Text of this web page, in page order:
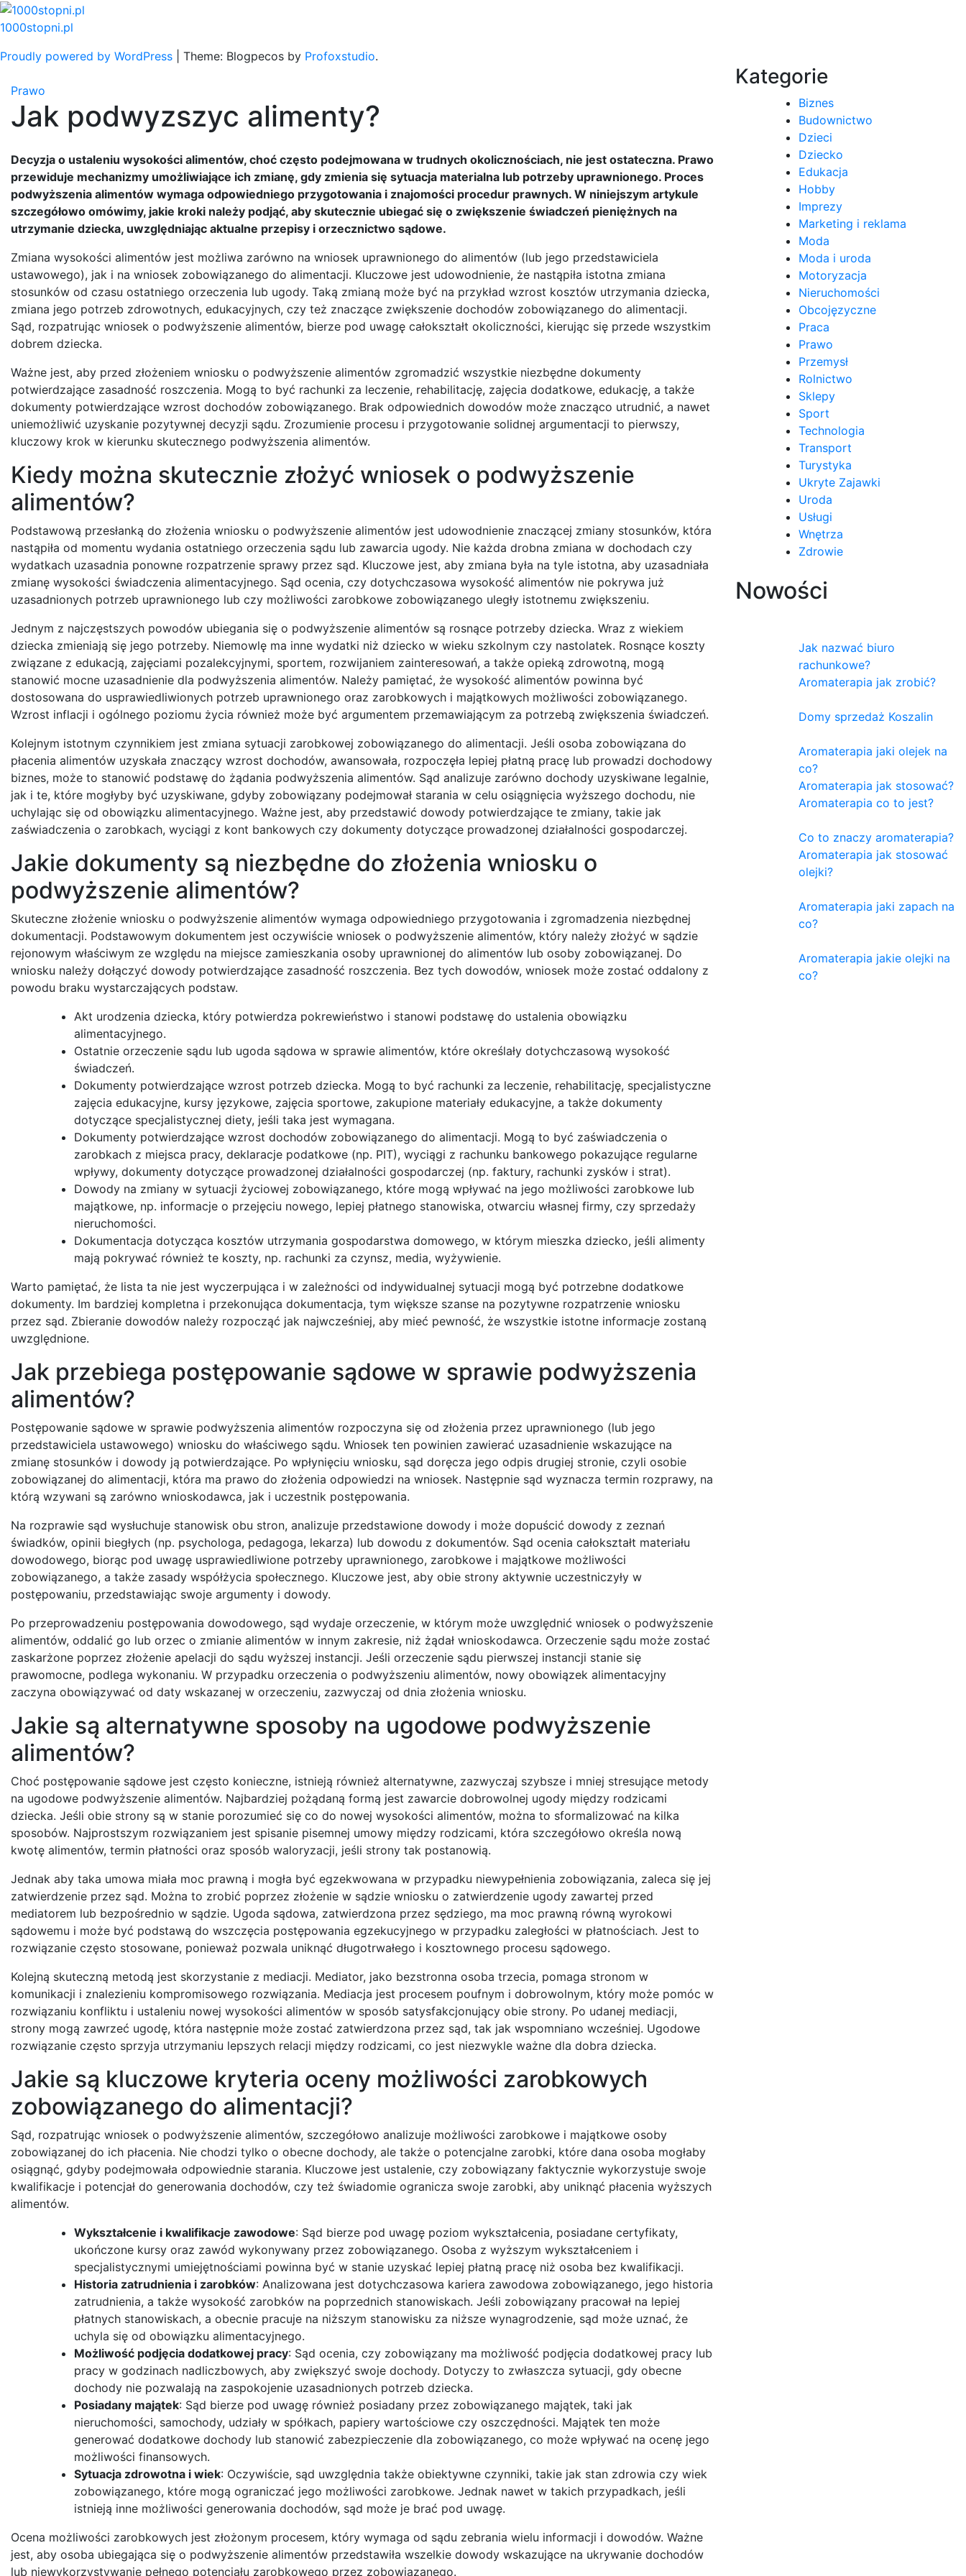
Skip
to
1000stopni.pl
Proudly powered by WordPress
Theme: Blogpecos by Profoxstudio.
Prawo
Jak podwyzszyc alimenty?
Decyzja o ustaleniu wysokości alimentów, choć często podejmowana w trudnych okolicznościach, nie jest ostateczna. Prawo
przewiduje mechanizmy umożliwiające ich zmianę, gdy zmienia się sytuacja materialna lub potrzeby uprawnionego. Proces
podwyższenia alimentów wymaga odpowiedniego przygotowania i znajomości procedur prawnych. W niniejszym artykule
szczegółowo omówimy, jakie kroki należy podjąć, aby skutecznie ubiegać się o zwiększenie świadczeń pieniężnych na
utrzymanie dziecka, uwzględniając aktualne przepisy i orzecznictwo sądowe.
Zmiana wysokości alimentów jest możliwa zarówno na wniosek uprawnionego do alimentów (lub jego przedstawiciela
ustawowego), jak i na wniosek zobowiązanego do alimentacji. Kluczowe jest udowodnienie, że nastąpiła istotna zmiana
stosunków od czasu ostatniego orzeczenia lub ugody. Taką zmianą może być na przykład wzrost kosztów utrzymania dziecka,
zmiana jego potrzeb zdrowotnych, edukacyjnych, czy też znaczące zwiększenie dochodów zobowiązanego do alimentacji.
Sąd, rozpatrując wniosek o podwyższenie alimentów, bierze pod uwagę całokształt okoliczności, kierując się przede wszystkim
dobrem dziecka.
Ważne jest, aby przed złożeniem wniosku o podwyższenie alimentów zgromadzić wszystkie niezbędne dokumenty
potwierdzające zasadność roszczenia. Mogą to być rachunki za leczenie, rehabilitację, zajęcia dodatkowe, edukację, a także
dokumenty potwierdzające wzrost dochodów zobowiązanego. Brak odpowiednich dowodów może znacząco utrudnić, a nawet
uniemożliwić uzyskanie pozytywnej decyzji sądu. Zrozumienie procesu i przygotowanie solidnej argumentacji to pierwszy,
kluczowy krok w kierunku skutecznego podwyższenia alimentów.
Kiedy można skutecznie złożyć wniosek o podwyższenie
alimentów?
Podstawową przesłanką do złożenia wniosku o podwyższenie alimentów jest udowodnienie znaczącej zmiany stosunków, która
nastąpiła od momentu wydania ostatniego orzeczenia sądu lub zawarcia ugody. Nie każda drobna zmiana w dochodach czy
wydatkach uzasadnia ponowne rozpatrzenie sprawy przez sąd. Kluczowe jest, aby zmiana była na tyle istotna, aby uzasadniała
zmianę wysokości świadczenia alimentacyjnego. Sąd ocenia, czy dotychczasowa wysokość alimentów nie pokrywa już
uzasadnionych potrzeb uprawnionego lub czy możliwości zarobkowe zobowiązanego uległy istotnemu zwiększeniu.
Jednym z najczęstszych powodów ubiegania się o podwyższenie alimentów są rosnące potrzeby dziecka. Wraz z wiekiem
dziecka zmieniają się jego potrzeby. Niemowlę ma inne wydatki niż dziecko w wieku szkolnym czy nastolatek. Rosnące koszty
związane z edukacją, zajęciami pozalekcyjnymi, sportem, rozwijaniem zainteresowań, a także opieką zdrowotną, mogą
stanowić mocne uzasadnienie dla podwyższenia alimentów. Należy pamiętać, że wysokość alimentów powinna być
dostosowana do usprawiedliwionych potrzeb uprawnionego oraz zarobkowych i majątkowych możliwości zobowiązanego.
Wzrost inflacji i ogólnego poziomu życia również może być argumentem przemawiającym za potrzebą zwiększenia świadczeń.
Kolejnym istotnym czynnikiem jest zmiana sytuacji zarobkowej zobowiązanego do alimentacji. Jeśli osoba zobowiązana do
płacenia alimentów uzyskała znaczący wzrost dochodów, awansowała, rozpoczęła lepiej płatną pracę lub prowadzi dochodowy
biznes, może to stanowić podstawę do żądania podwyższenia alimentów. Sąd analizuje zarówno dochody uzyskiwane legalnie,
jak i te, które mogłyby być uzyskiwane, gdyby zobowiązany podejmował starania w celu osiągnięcia wyższego dochodu, nie
uchylając się od obowiązku alimentacyjnego. Ważne jest, aby przedstawić dowody potwierdzające te zmiany, takie jak
zaświadczenia o zarobkach, wyciągi z kont bankowych czy dokumenty dotyczące prowadzonej działalności gospodarczej.
Jakie dokumenty są niezbędne do złożenia wniosku o
podwyższenie alimentów?
Skuteczne złożenie wniosku o podwyższenie alimentów wymaga odpowiedniego przygotowania i zgromadzenia niezbędnej
dokumentacji. Podstawowym dokumentem jest oczywiście wniosek o podwyższenie alimentów, który należy złożyć w sądzie
rejonowym właściwym ze względu na miejsce zamieszkania osoby uprawnionej do alimentów lub osoby zobowiązanej. Do
wniosku należy dołączyć dowody potwierdzające zasadność roszczenia. Bez tych dowodów, wniosek może zostać oddalony z
powodu braku wystarczających podstaw.
Akt urodzenia dziecka, który potwierdza pokrewieństwo i stanowi podstawę do ustalenia obowiązku
alimentacyjnego.
Ostatnie orzeczenie sądu lub ugoda sądowa w sprawie alimentów, które określały dotychczasową wysokość
świadczeń.
Dokumenty potwierdzające wzrost potrzeb dziecka. Mogą to być rachunki za leczenie, rehabilitację, specjalistyczne
zajęcia edukacyjne, kursy językowe, zajęcia sportowe, zakupione materiały edukacyjne, a także dokumenty
dotyczące specjalistycznej diety, jeśli taka jest wymagana.
Dokumenty potwierdzające wzrost dochodów zobowiązanego do alimentacji. Mogą to być zaświadczenia o
zarobkach z miejsca pracy, deklaracje podatkowe (np. PIT), wyciągi z rachunku bankowego pokazujące regularne
wpływy, dokumenty dotyczące prowadzonej działalności gospodarczej (np. faktury, rachunki zysków i strat).
Dowody na zmiany w sytuacji życiowej zobowiązanego, które mogą wpływać na jego możliwości zarobkowe lub
majątkowe, np. informacje o przejęciu nowego, lepiej płatnego stanowiska, otwarciu własnej firmy, czy sprzedaży
nieruchomości.
Dokumentacja dotycząca kosztów utrzymania gospodarstwa domowego, w którym mieszka dziecko, jeśli alimenty
mają pokrywać również te koszty, np. rachunki za czynsz, media, wyżywienie.
Warto pamiętać, że lista ta nie jest wyczerpująca i w zależności od indywidualnej sytuacji mogą być potrzebne dodatkowe
dokumenty. Im bardziej kompletna i przekonująca dokumentacja, tym większe szanse na pozytywne rozpatrzenie wniosku
przez sąd. Zbieranie dowodów należy rozpocząć jak najwcześniej, aby mieć pewność, że wszystkie istotne informacje zostaną
uwzględnione.
Jak przebiega postępowanie sądowe w sprawie podwyższenia
alimentów?
Postępowanie sądowe w sprawie podwyższenia alimentów rozpoczyna się od złożenia przez uprawnionego (lub jego
przedstawiciela ustawowego) wniosku do właściwego sądu. Wniosek ten powinien zawierać uzasadnienie wskazujące na
zmianę stosunków i dowody ją potwierdzające. Po wpłynięciu wniosku, sąd doręcza jego odpis drugiej stronie, czyli osobie
zobowiązanej do alimentacji, która ma prawo do złożenia odpowiedzi na wniosek. Następnie sąd wyznacza termin rozprawy, na
którą wzywani są zarówno wnioskodawca, jak i uczestnik postępowania.
Na rozprawie sąd wysłuchuje stanowisk obu stron, analizuje przedstawione dowody i może dopuścić dowody z zeznań
świadków, opinii biegłych (np. psychologa, pedagoga, lekarza) lub dowodu z dokumentów. Sąd ocenia całokształt materiału
dowodowego, biorąc pod uwagę usprawiedliwione potrzeby uprawnionego, zarobkowe i majątkowe możliwości
zobowiązanego, a także zasady współżycia społecznego. Kluczowe jest, aby obie strony aktywnie uczestniczyły w
postępowaniu, przedstawiając swoje argumenty i dowody.
Po przeprowadzeniu postępowania dowodowego, sąd wydaje orzeczenie, w którym może uwzględnić wniosek o podwyższenie
alimentów, oddalić go lub orzec o zmianie alimentów w innym zakresie, niż żądał wnioskodawca. Orzeczenie sądu może zostać
zaskarżone poprzez złożenie apelacji do sądu wyższej instancji. Jeśli orzeczenie sądu pierwszej instancji stanie się
prawomocne, podlega wykonaniu. W przypadku orzeczenia o podwyższeniu alimentów, nowy obowiązek alimentacyjny
zaczyna obowiązywać od daty wskazanej w orzeczeniu, zazwyczaj od dnia złożenia wniosku.
Jakie są alternatywne sposoby na ugodowe podwyższenie
alimentów?
Choć postępowanie sądowe jest często konieczne, istnieją również alternatywne, zazwyczaj szybsze i mniej stresujące metody
na ugodowe podwyższenie alimentów. Najbardziej pożądaną formą jest zawarcie dobrowolnej ugody między rodzicami
dziecka. Jeśli obie strony są w stanie porozumieć się co do nowej wysokości alimentów, można to sformalizować na kilka
sposobów. Najprostszym rozwiązaniem jest spisanie pisemnej umowy między rodzicami, która szczegółowo określa nową
kwotę alimentów, termin płatności oraz sposób waloryzacji, jeśli strony tak postanowią.
Jednak aby taka umowa miała moc prawną i mogła być egzekwowana w przypadku niewypełnienia zobowiązania, zaleca się jej
zatwierdzenie przez sąd. Można to zrobić poprzez złożenie w sądzie wniosku o zatwierdzenie ugody zawartej przed
mediatorem lub bezpośrednio w sądzie. Ugoda sądowa, zatwierdzona przez sędziego, ma moc prawną równą wyrokowi
sądowemu i może być podstawą do wszczęcia postępowania egzekucyjnego w przypadku zaległości w płatnościach. Jest to
rozwiązanie często stosowane, ponieważ pozwala uniknąć długotrwałego i kosztownego procesu sądowego.
Kolejną skuteczną metodą jest skorzystanie z mediacji. Mediator, jako bezstronna osoba trzecia, pomaga stronom w
komunikacji i znalezieniu kompromisowego rozwiązania. Mediacja jest procesem poufnym i dobrowolnym, który może pomóc w
rozwiązaniu konfliktu i ustaleniu nowej wysokości alimentów w sposób satysfakcjonujący obie strony. Po udanej mediacji,
strony mogą zawrzeć ugodę, która następnie może zostać zatwierdzona przez sąd, tak jak wspomniano wcześniej. Ugodowe
rozwiązanie często sprzyja utrzymaniu lepszych relacji między rodzicami, co jest niezwykle ważne dla dobra dziecka.
Jakie są kluczowe kryteria oceny możliwości zarobkowych
zobowiązanego do alimentacji?
Sąd, rozpatrując wniosek o podwyższenie alimentów, szczegółowo analizuje możliwości zarobkowe i majątkowe osoby
zobowiązanej do ich płacenia. Nie chodzi tylko o obecne dochody, ale także o potencjalne zarobki, które dana osoba mogłaby
osiągnąć, gdyby podejmowała odpowiednie starania. Kluczowe jest ustalenie, czy zobowiązany faktycznie wykorzystuje swoje
kwalifikacje i potencjał do generowania dochodów, czy też świadomie ogranicza swoje zarobki, aby uniknąć płacenia wyższych
alimentów.
Wykształcenie i kwalifikacje zawodowe: Sąd bierze pod uwagę poziom wykształcenia, posiadane certyfikaty,
ukończone kursy oraz zawód wykonywany przez zobowiązanego. Osoba z wyższym wykształceniem i
specjalistycznymi umiejętnościami powinna być w stanie uzyskać lepiej płatną pracę niż osoba bez kwalifikacji.
Historia zatrudnienia i zarobków: Analizowana jest dotychczasowa kariera zawodowa zobowiązanego, jego historia
zatrudnienia, a także wysokość zarobków na poprzednich stanowiskach. Jeśli zobowiązany pracował na lepiej
płatnych stanowiskach, a obecnie pracuje na niższym stanowisku za niższe wynagrodzenie, sąd może uznać, że
uchyla się od obowiązku alimentacyjnego.
Możliwość podjęcia dodatkowej pracy: Sąd ocenia, czy zobowiązany ma możliwość podjęcia dodatkowej pracy lub
pracy w godzinach nadliczbowych, aby zwiększyć swoje dochody. Dotyczy to zwłaszcza sytuacji, gdy obecne
dochody nie pozwalają na zaspokojenie uzasadnionych potrzeb dziecka.
Posiadany majątek: Sąd bierze pod uwagę również posiadany przez zobowiązanego majątek, taki jak
nieruchomości, samochody, udziały w spółkach, papiery wartościowe czy oszczędności. Majątek ten może
generować dodatkowe dochody lub stanowić zabezpieczenie dla zobowiązanego, co może wpływać na ocenę jego
możliwości finansowych.
Sytuacja zdrowotna i wiek: Oczywiście, sąd uwzględnia także obiektywne czynniki, takie jak stan zdrowia czy wiek
zobowiązanego, które mogą ograniczać jego możliwości zarobkowe. Jednak nawet w takich przypadkach, jeśli
istnieją inne możliwości generowania dochodów, sąd może je brać pod uwagę.
Ocena możliwości zarobkowych jest złożonym procesem, który wymaga od sądu zebrania wielu informacji i dowodów. Ważne
jest, aby osoba ubiegająca się o podwyższenie alimentów przedstawiła wszelkie dowody wskazujące na ukrywanie dochodów
lub niewykorzystywanie pełnego potencjału zarobkowego przez zobowiązanego.
Kategorie
Biznes
Budownictwo
Dzieci
Dziecko
Edukacja
Hobby
Imprezy
Marketing i reklama
Moda
Moda i uroda
Motoryzacja
Nieruchomości
Obcojęzyczne
Praca
Prawo
Przemysł
Rolnictwo
Sklepy
Sport
Technologia
Transport
Turystyka
Ukryte Zajawki
Uroda
Usługi
Wnętrza
Zdrowie
Nowości
Jak nazwać biuro
rachunkowe?
Aromaterapia jak zrobić?
Domy sprzedaż Koszalin
Aromaterapia jaki olejek na
co?
Aromaterapia jak stosować?
Aromaterapia co to jest?
Co to znaczy aromaterapia?
Aromaterapia jak stosować
olejki?
Aromaterapia jaki zapach na
co?
Aromaterapia jakie olejki na
co?